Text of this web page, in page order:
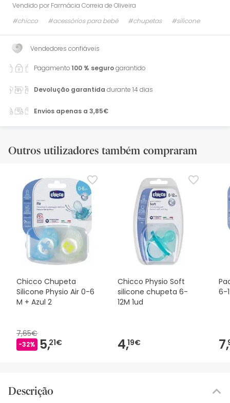
Vendido por Farmácia Correia de Oliveira
#chicco
#acessórios para bebé #chupetas #silicone
Vendedores confiáveis
Pagamento100 % segurogarantido
Devolução garantida durante 14 dias
Envios apenas a 3,85€
Outros utilizadores também compraram
Chicco Chupeta
Silicone Physio Air 0-6
M + Azul 2
7,65€
-32% 5,21€
Chicco Physio Soft
silicone chupeta 6-
12M 1ud
4,19€
6-
7,
Descrição